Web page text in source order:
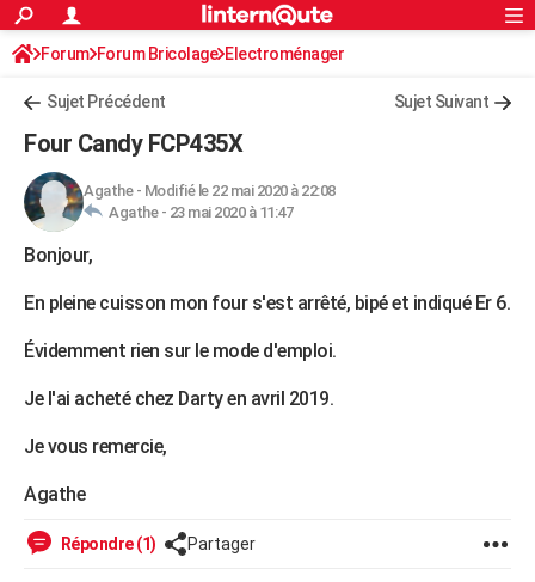
ACTUALITÉS
Politique
Société
Faits Divers
Education
Monde
Villes
+
FINANCE
Retraite
Impôts
Epargne
Immobilier
Risques naturels par ville
Banque
Assurance
Crédit
AUTO
Essais
Réserver un essai
Citadines
Berlines
SUV
Forum auto
+HIGH-TECH
Mobiles
Meilleur smartphone
Internet
Ordinateurs
Jeux vidéo
Guide high-tech
+
Forum
Aménagement intérieur
Extérieur
Cuisine
Salle de bains
Jardinage
Rangement
Alimentation
Guide de la santé
Maladies
Médicaments
Sommeil
Destinations
City break
Voyage nature
Voyage de noces
Forum
Climat
S'inscrire
Connexion
Forum Forum Bricolage Electroménager
Sujet Précédent Sujet Suivant
Four Candy FCP435X
Agathe- Modifié le 22 mai 2020 à 22:08
Agathe - 23 mai 2020 à 11:47
Bonjour,
En pleine cuisson mon four s'est arrêté, bipé et indiqué Er 6.
Évidemment rien sur le mode d'emploi.
Je l'ai acheté chez Darty en avril 2019.
Je vous remercie,
Agathe
Répondre (1) Partager